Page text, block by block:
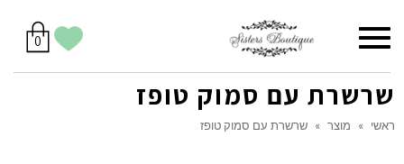
יש
לך
0מוצרים
בסל
הווישליסט
תפריט
שרשרת עם סמוק טופז
ראשי » מוצר » שרשרת עם סמוק טופז